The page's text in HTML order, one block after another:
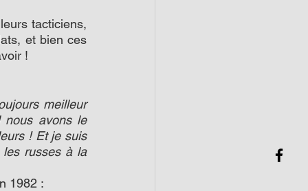
tacticiens,
et bien ces
!
meilleur
nous avons le
! Et je suis
russes à la
1982 :